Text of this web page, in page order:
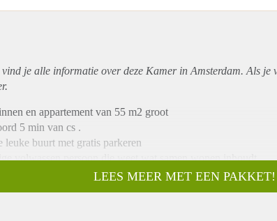
je alle informatie over deze Kamer in Amsterdam. Als je
en appartement van 55 m2 groot
5 min van cs .
leuke buurt met gratis parkeren
volwassen persoon die weet wat samen wonen inhoudt
!!!!!
LEES MEER MET EEN PAKKET!